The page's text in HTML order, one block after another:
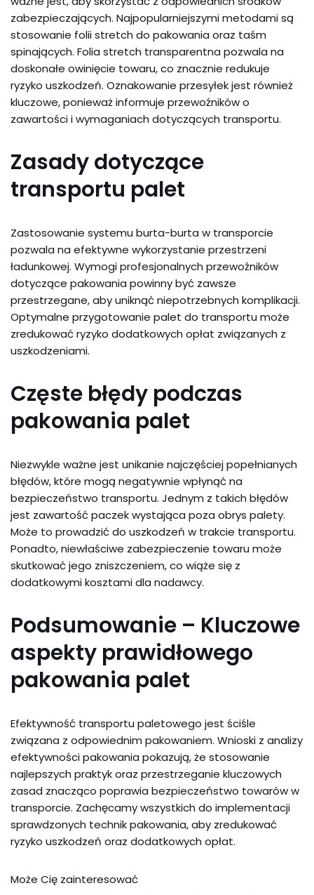
zabezpieczających. Najpopularniejszymi metodami są
stosowanie folii stretch do pakowania oraz taśm
spinających. Folia stretch transparentna pozwala na
doskonałe owinięcie towaru, co znacznie redukuje
ryzyko uszkodzeń. Oznakowanie przesyłek jest również
kluczowe, ponieważ informuje przewoźników o
zawartości i wymaganiach dotyczących transportu.
Zasady dotyczące
transportu palet
Zastosowanie systemu burta-burta w transporcie
pozwala na efektywne wykorzystanie przestrzeni
ładunkowej. Wymogi profesjonalnych przewoźników
dotyczące pakowania powinny być zawsze
przestrzegane, aby uniknąć niepotrzebnych komplikacji.
Optymalne przygotowanie palet do transportu może
zredukować ryzyko dodatkowych opłat związanych z
uszkodzeniami.
Częste błędy podczas
pakowania palet
Niezwykle ważne jest unikanie najczęściej popełnianych
błędów, które mogą negatywnie wpłynąć na
bezpieczeństwo transportu. Jednym z takich błędów
jest zawartość paczek wystająca poza obrys palety.
Może to prowadzić do uszkodzeń w trakcie transportu.
Ponadto, niewłaściwe zabezpieczenie towaru może
skutkować jego zniszczeniem, co wiąże się z
dodatkowymi kosztami dla nadawcy.
Podsumowanie – Kluczowe
aspekty prawidłowego
pakowania palet
Efektywność transportu paletowego jest ściśle
związana z odpowiednim pakowaniem. Wnioski z analizy
efektywności pakowania pokazują, że stosowanie
najlepszych praktyk oraz przestrzeganie kluczowych
zasad znacząco poprawia bezpieczeństwo towarów w
transporcie. Zachęcamy wszystkich do implementacji
sprawdzonych technik pakowania, aby zredukować
ryzyko uszkodzeń oraz dodatkowych opłat.
Może Cię zainteresować